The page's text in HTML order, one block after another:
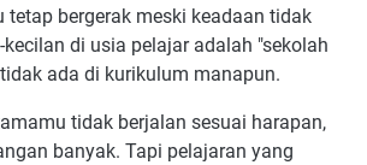
tetap bergerak meski keadaan tidak
di usia pelajar adalah "sekolah
ada di kurikulum manapun.
tidak berjalan sesuai harapan,
banyak. Tapi pelajaran yang